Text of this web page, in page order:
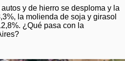
y de hierro se desploma y la
la molienda de soja y girasol
¿Qué pasa con la